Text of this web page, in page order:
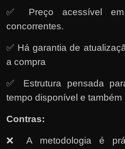
✅ Preço acessível em
concorrentes.
✅ Há garantia de
a compra
✅ Estrutura pensada
tempo disponível e também
Contras:
❌ A metodologia é